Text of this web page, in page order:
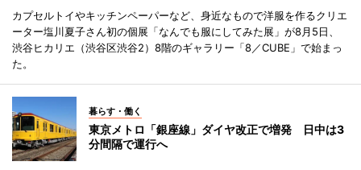
カプセルトイやキッチンペーパーなど、身近なもので洋服を作るクリエ
ーター塩川夏子さん初の個展「なんでも服にしてみた展」が8月5日、
渋谷ヒカリエ（渋谷区渋谷2）8階のギャラリー「8／CUBE」で始まっ
た。
暮らす・働く
東京メトロ「銀座線」ダイヤ改正で増発 日中は3
分間隔で運行へ